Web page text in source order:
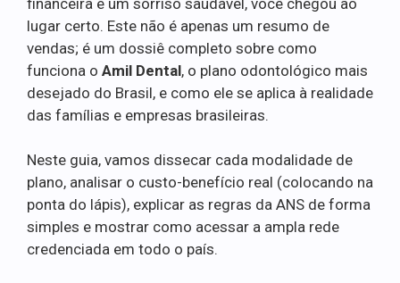
lugar certo. Este não é apenas um resumo de
vendas; é um dossiê completo sobre como
funciona o Amil Dental, o plano odontológico mais
desejado do Brasil, e como ele se aplica à realidade
das famílias e empresas brasileiras.
Neste guia, vamos dissecar cada modalidade de
plano, analisar o custo-benefício real (colocando na
ponta do lápis), explicar as regras da ANS de forma
simples e mostrar como acessar a ampla rede
credenciada em todo o país.